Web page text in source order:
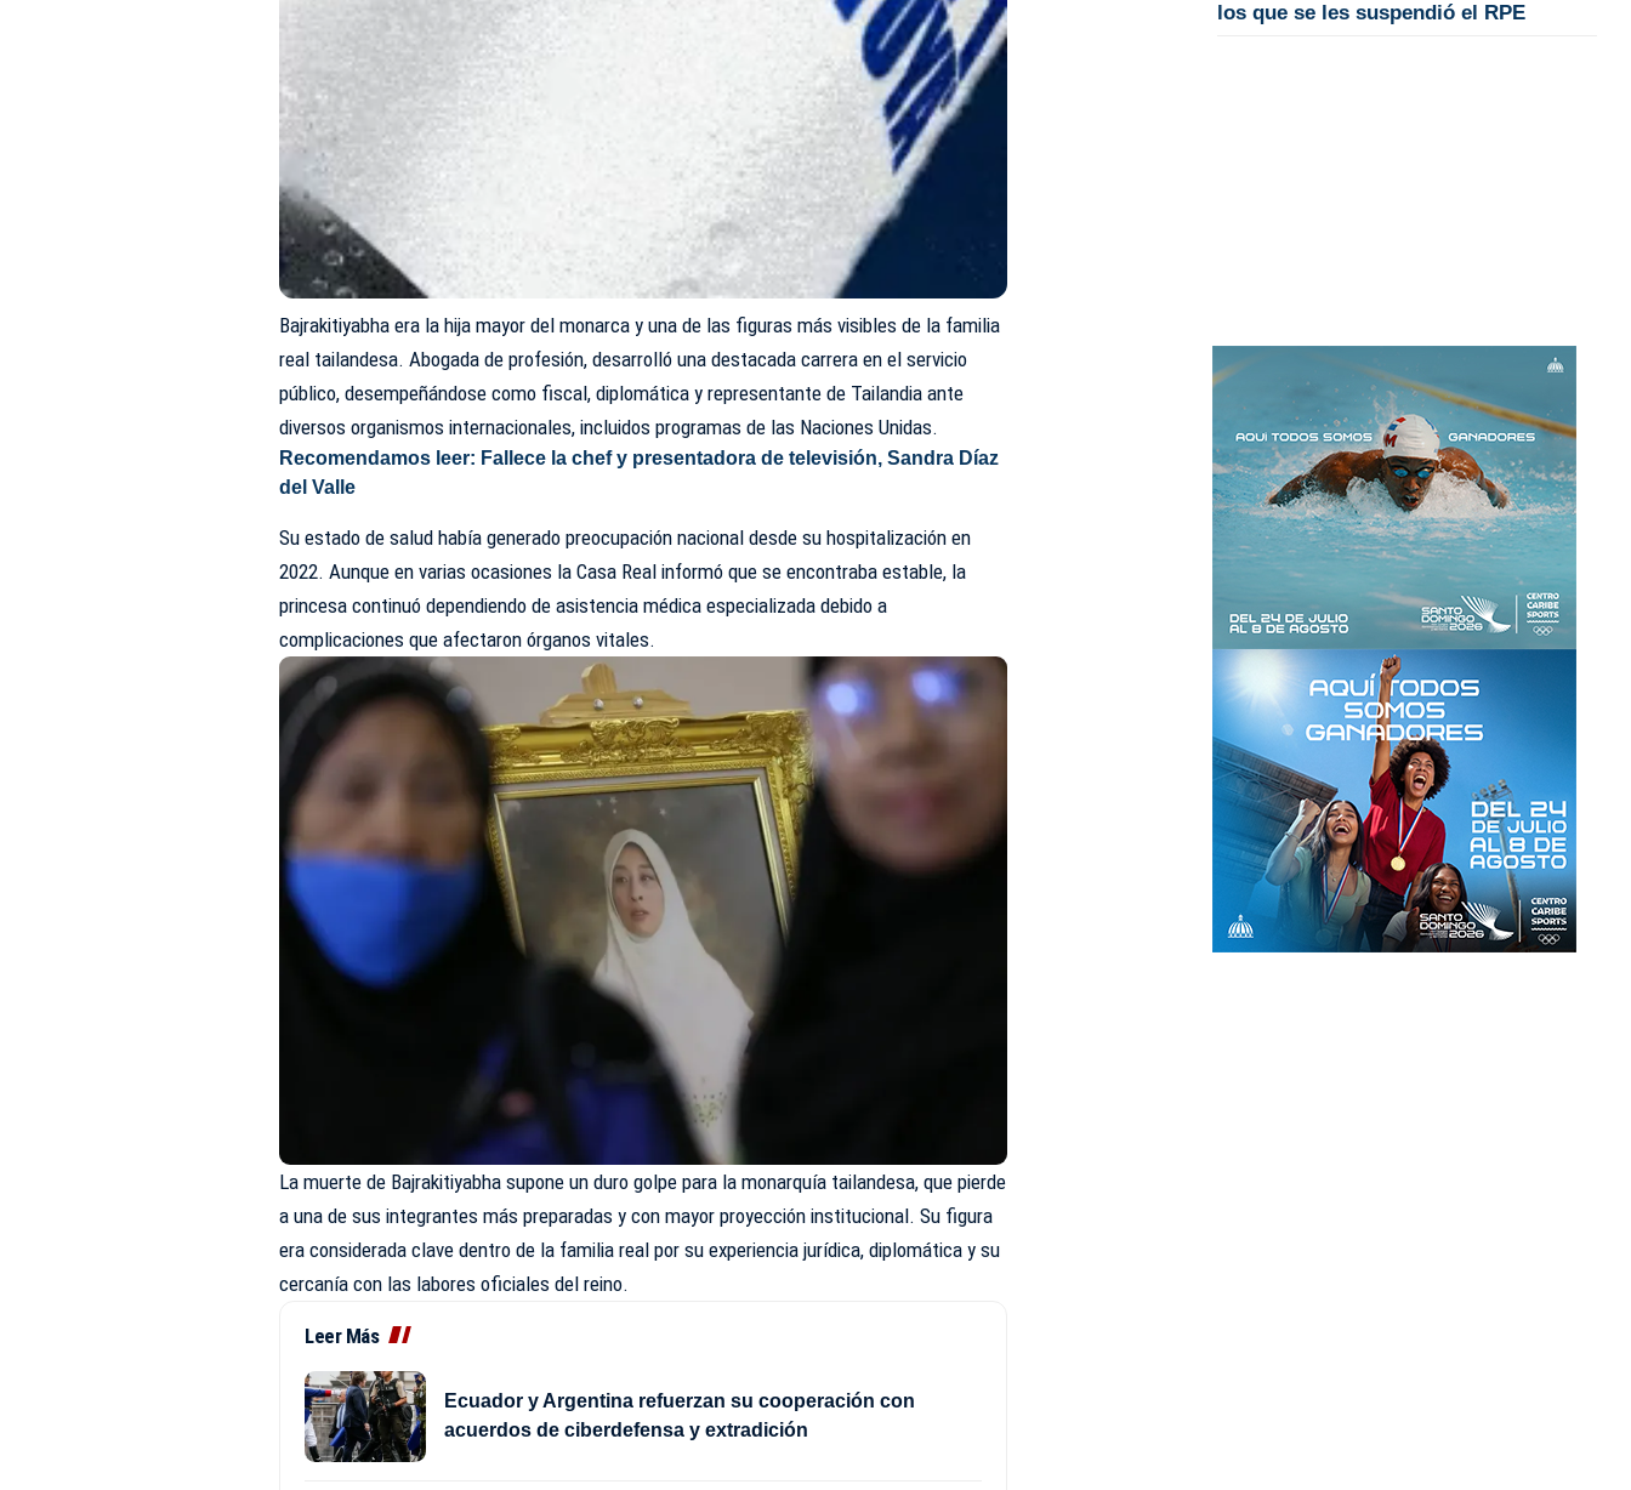
Bajrakitiyabha era la hija mayor del monarca y una de las figuras más visibles de la familia
real tailandesa. Abogada de profesión, desarrolló una destacada carrera en el servicio
público, desempeñándose como fiscal, diplomática y representante de Tailandia ante
diversos organismos internacionales, incluidos programas de las Naciones Unidas.
Recomendamos leer: Fallece la chef y presentadora de televisión, Sandra Díaz
del Valle
Su estado de salud había generado preocupación nacional desde su hospitalización en
2022. Aunque en varias ocasiones la Casa Real informó que se encontraba estable, la
princesa continuó dependiendo de asistencia médica especializada debido a
complicaciones que afectaron órganos vitales.
La muerte de Bajrakitiyabha supone un duro golpe para la monarquía tailandesa, que pierde
a una de sus integrantes más preparadas y con mayor proyección institucional. Su figura
era considerada clave dentro de la familia real por su experiencia jurídica, diplomática y su
cercanía con las labores oficiales del reino.
Leer Más
Ecuador y Argentina refuerzan su cooperación con
acuerdos de ciberdefensa y extradición
los que se les suspendió el RPE